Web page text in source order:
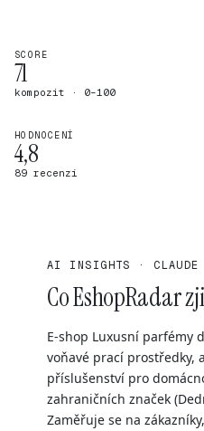
SCORE
71
kompozit · 0–100
HODNOCENÍ
4,8
89 recenzí
AI INSIGHTS · CLAUDE
Co EshopRadar
E-shop Luxusní parfémy
voňavé prací prostředky,
příslušenství pro
zahraničních značek
Zaměřuje se na